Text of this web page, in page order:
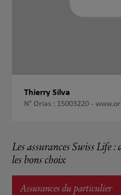
Thierry Silva
N° Orias : 15003220 -
Les assurances Swiss Life
les bons choix
Assurances du particulier